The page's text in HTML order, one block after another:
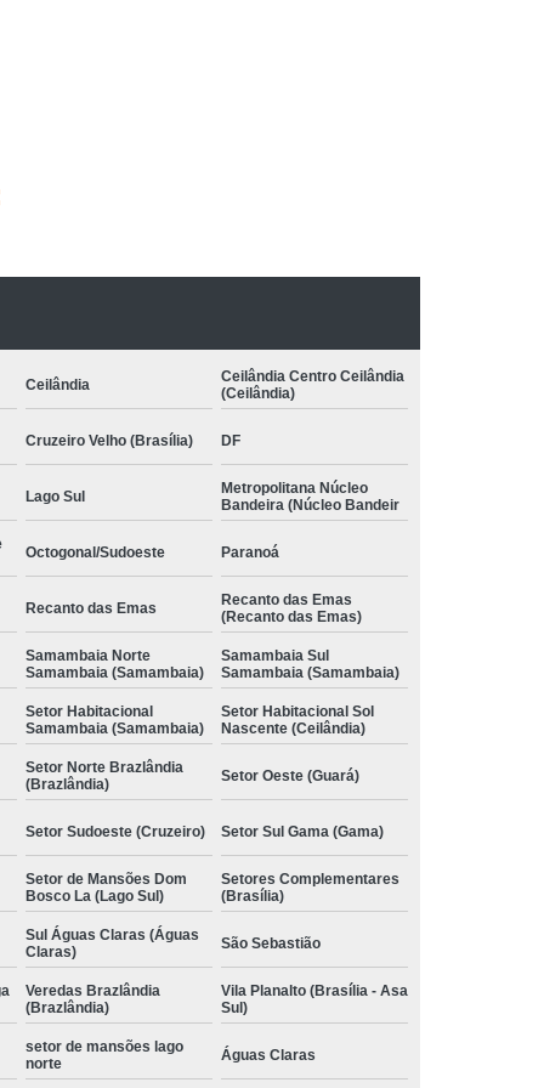
Bobath Asa Sul
Ceilândia
Ceilândia Centro Ceilândia
(Ceilândia)
Cruzeiro Velho (Brasília) DF
Lago Sul
Metropolitana Núcleo
Bandeira (Núcleo Bandeir
Octogonal/Sudoeste Paranoá
Recanto das Emas
Recanto das Emas
(Recanto das Emas)
Samambaia Norte
Samambaia (Samambaia)
Samambaia Sul
Samambaia (Samambaia)
Setor Habitacional
Samambaia (Samambaia)
Setor Habitacional Sol
Nascente (Ceilândia)
Setor Norte Brazlândia
(Brazlândia)
Setor Oeste (Guará)
Setor Sudoeste (Cruzeiro) Setor Sul Gama (Gama)
Setor de Mansões Dom
Bosco La (Lago Sul)
Setores Complementares
(Brasília)
Sul Águas Claras (Águas
Claras)
São Sebastião
Veredas Brazlândia
(Brazlândia)
Vila Planalto (Brasília - Asa
Sul)
setor de mansões lago
norte
Águas Claras